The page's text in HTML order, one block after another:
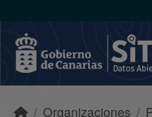
Organizaciones